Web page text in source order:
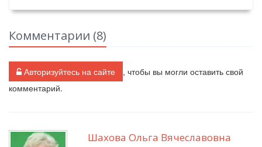
Комментарии (8)
Авторизуйтесь на сайте
, чтобы вы могли оставить свой
комментарий.
Шахова Ольга Вячеславовна